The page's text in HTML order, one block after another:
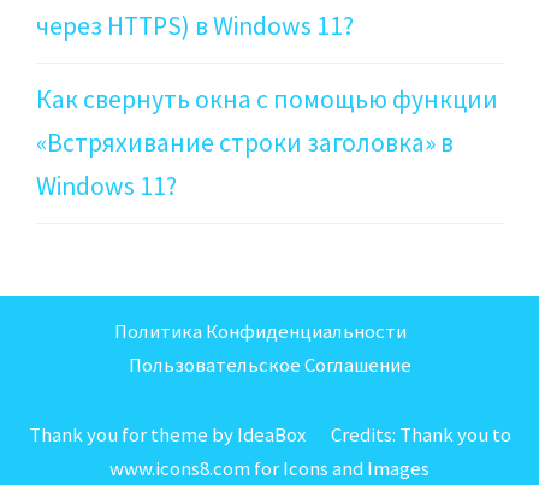
через HTTPS) в Windows 11?
Как свернуть окна с помощью функции
«Встряхивание строки заголовка» в
Windows 11?
Политика Конфиденциальности
Пользовательское Соглашение
Thank you for theme by IdeaBox Credits: Thank you to
www.icons8.com for IconsandImages